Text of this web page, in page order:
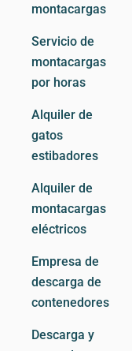
montacargas
Servicio de
montacargas
por horas
Alquiler de
gatos
estibadores
Alquiler de
montacargas
eléctricos
Empresa de
descarga de
contenedores
Descarga y